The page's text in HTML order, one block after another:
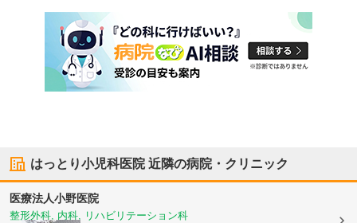
はっとり小児科医院近隣の病院・クリニック
医療法人小野医院
整形外科, 内科, リハビリテーション科